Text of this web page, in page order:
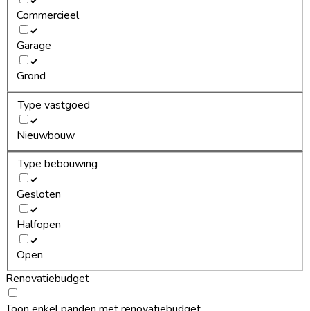
Commercieel
Garage
Grond
Type vastgoed
Nieuwbouw
Type bebouwing
Gesloten
Halfopen
Open
Renovatiebudget